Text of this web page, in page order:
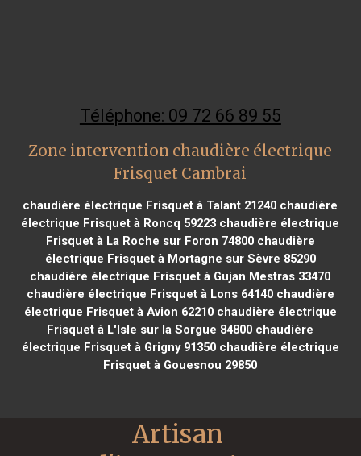
Téléphone: 09 72 66 89 55
Zone intervention chaudière électrique
Frisquet Cambrai
chaudière électrique Frisquet à Talant 21240 chaudière
électrique Frisquet à Roncq 59223 chaudière électrique
Frisquet à La Roche sur Foron 74800chaudière
électrique Frisquet à Mortagne sur Sèvre 85290
chaudière électrique Frisquet à Gujan Mestras 33470
chaudière électrique Frisquet à Lons 64140chaudière
électrique Frisquet à Avion 62210chaudière électrique
Frisquet à L'Isle sur la Sorgue 84800 chaudière
électrique Frisquet à Grigny 91350chaudière électrique
Frisquet à Gouesnou 29850
Artisan